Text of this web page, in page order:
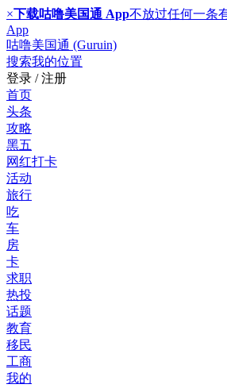
×下载咕噜美国通 App不放过任何一条
App
咕噜美国通 (Guruin)
搜索我的位置
登录 / 注册
首页
头条
攻略
黑五
网红打卡
活动
旅行
吃
车
房
卡
求职
热投
话题
教育
移民
工商
我的